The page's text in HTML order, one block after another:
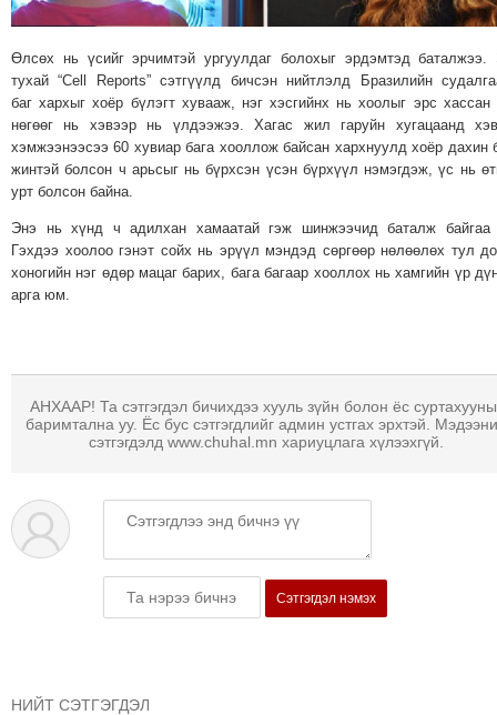
МЭДЭХҮЙ
ТЕХНОЛОГИ
ЭРДЭНЭТ
ҮЙЛДВЭРИЙН
ТОЙРОНД
ХАВРЫН
ЧУУЛГАНЫ
ЭРГЭН
ТОЙРОНД
"ЖИ
ТОЙРОНД
ГРАНАТ
ТОДОТГОЛЫН
Өлсөх нь үсийг эрчимтэй ургуулдаг болохыг эрдэмтэд баталжээ.
тухай “Cell Reports” сэтгүүлд бичсэн нийтлэлд Бразилийн
баг хархыг хоёр бүлэгт хувааж, нэг хэсгийнх нь хоолыг эрс хассан
нөгөөг нь хэвээр нь үлдээжээ. Хагас жил гаруйн хугацаанд
хэмжээнээсээ 60 хувиар бага хооллож байсан хархнуулд хоёр дахин
жинтэй болсон ч арьсыг нь бүрхсэн үсэн бүрхүүл нэмэгдэж, үс нь
урт болсон байна.
Энэ нь хүнд ч адилхан хамаатай гэж шинжээчид баталж
Гэхдээ хоолоо гэнэт сойх нь эрүүл мэндэд сөргөөр нөлөөлөх тул
хоногийн нэг өдөр мацаг барих, бага багаар хооллох нь хамгийн үр
арга юм.
АНХААР! Та сэтгэгдэл бичихдээ хууль зүйн болон ёс
баримтална уу. Ёс бус сэтгэгдлийг админ устгах эрхтэй.
сэтгэгдэлд www.chuhal.mn хариуцлага хүлээхгүй.
Сэтгэгдэл нэмэх
НИЙТ СЭТГЭГДЭЛ